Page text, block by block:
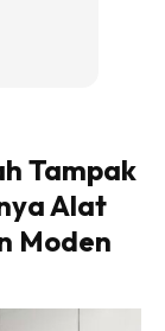
Tampak
Alat
Moden